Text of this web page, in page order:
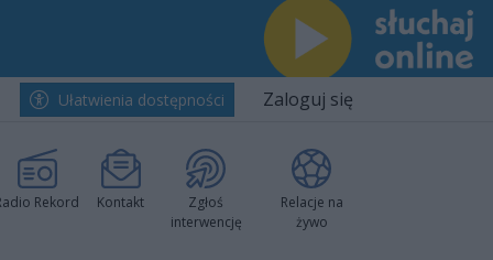
Ułatwienia dostępności Zaloguj się
Rekord Kontakt
Zgłoś
interwencję
Relacje na
żywo